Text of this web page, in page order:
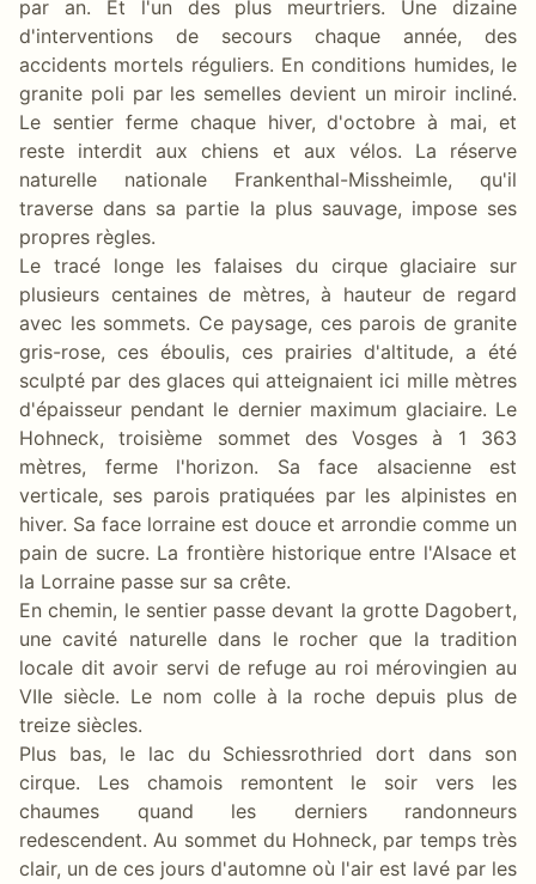
par an. Et l'un des plus meurtriers. Une dizaine
d'interventions de secours chaque année, des
accidents mortels réguliers. En conditions humides, le
granite poli par les semelles devient un miroir incliné.
Le sentier ferme chaque hiver, d'octobre à mai, et
reste interdit aux chiens et aux vélos. La réserve
naturelle nationale Frankenthal-Missheimle, qu'il
traverse dans sa partie la plus sauvage, impose ses
propres règles.
Le tracé longe les falaises du cirque glaciaire sur
plusieurs centaines de mètres, à hauteur de regard
avec les sommets. Ce paysage, ces parois de granite
gris-rose, ces éboulis, ces prairies d'altitude, a été
sculpté par des glaces qui atteignaient ici mille mètres
d'épaisseur pendant le dernier maximum glaciaire. Le
Hohneck, troisième sommet des Vosges à 1 363
mètres, ferme l'horizon. Sa face alsacienne est
verticale, ses parois pratiquées par les alpinistes en
hiver. Sa face lorraine est douce et arrondie comme un
pain de sucre. La frontière historique entre l'Alsace et
la Lorraine passe sur sa crête.
En chemin, le sentier passe devant la grotte Dagobert,
une cavité naturelle dans le rocher que la tradition
locale dit avoir servi de refuge au roi mérovingien au
VIIe siècle. Le nom colle à la roche depuis plus de
treize siècles.
Plus bas, le lac du Schiessrothried dort dans son
cirque. Les chamois remontent le soir vers les
chaumes quand les derniers randonneurs
redescendent. Au sommet du Hohneck, par temps très
clair, un de ces jours d'automne où l'air est lavé par les